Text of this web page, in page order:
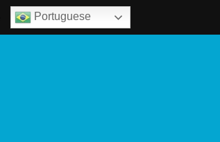
Portuguese